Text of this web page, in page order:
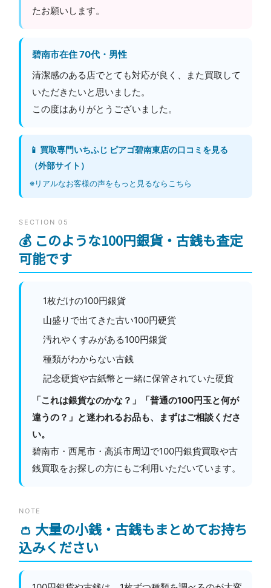
たお願いします。
碧南市在住 70代・男性
清潔感のある店でとても対応が良く、また買取して
いただきたいと思いました。
この度はありがとうございました。
📱 買取専門いちふじ ピアゴ碧南東店の口コミを見る
（外部サイト）
※リアルなお客様の声をもっと見るならこちら
SECTION 05
💰 このような100円銀貨・古銭も査定
可能です
1枚だけの100円銀貨
山盛りで出てきた古い100円硬貨
汚れやくすみがある100円銀貨
種類がわからない古銭
記念硬貨や古紙幣と一緒に保管されていた硬貨
「これは銀貨なのかな？」「普通の100円玉と何が
違うの？」と迷われるお品も、まずはご相談くださ
い。
碧南市・西尾市・高浜市周辺で100円銀貨買取や古
銭買取をお探しの方にもご利用いただいています。
NOTE
👛 大量の小銭・古銭もまとめてお持ち
込みください